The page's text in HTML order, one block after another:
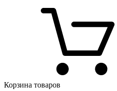
Корзина товаров